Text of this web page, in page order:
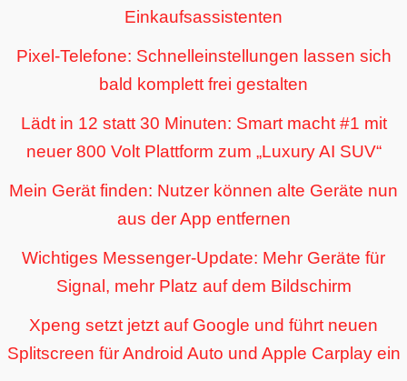
Einkaufsassistenten
Pixel-Telefone: Schnelleinstellungen lassen sich
bald komplett frei gestalten
Lädt in 12 statt 30 Minuten: Smart macht #1 mit
neuer 800 Volt Plattform zum „Luxury AI SUV“
Mein Gerät finden: Nutzer können alte Geräte nun
aus der App entfernen
Wichtiges Messenger-Update: Mehr Geräte für
Signal, mehr Platz auf dem Bildschirm
Xpeng setzt jetzt auf Google und führt neuen
Splitscreen für Android Auto und Apple Carplay ein